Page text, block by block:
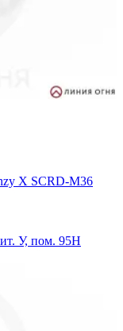
X SCRD-M36
У, пом. 95Н